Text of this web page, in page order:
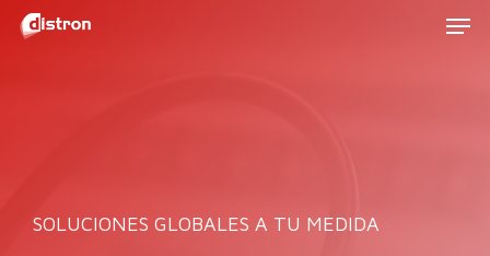
Skip
SOLUCIONES GLOBALES A TU MEDIDA